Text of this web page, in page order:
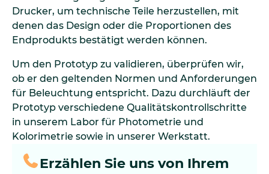
Drucker, um technische Teile herzustellen, mit
denen das Design oder die Proportionen des
Endprodukts bestätigt werden können.
Um den Prototyp zu validieren, überprüfen wir,
ob er den geltenden Normen und Anforderungen
für Beleuchtung entspricht. Dazu durchläuft der
Prototyp verschiedene Qualitätskontrollschritte
in unserem Labor für Photometrie und
Kolorimetrie sowie in unserer Werkstatt.
Erzählen Sie uns von Ihrem